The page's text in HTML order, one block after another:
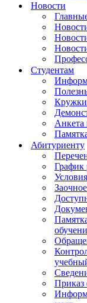
Новости
Студентам
Анкета
Абитуриенту
График
Приказ